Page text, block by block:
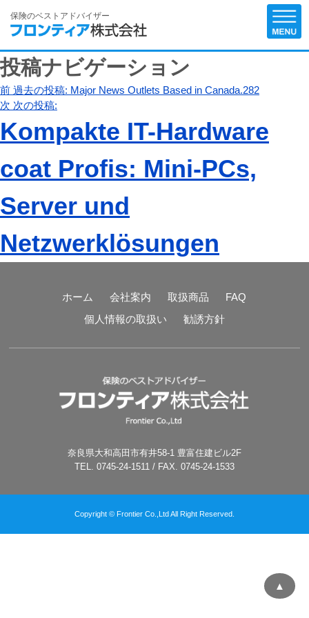
保険のベストアドバイザー
投稿ナビゲーション
前 過去の投稿: Major News Outlets Based in Canada.282
次 次の投稿:
Kompakte IT-Hardware
coat Profis: Mini-PCs,
Server und
Netzwerklösungen
ホーム 会社案内 取扱商品
FAQ
個人情報の取扱い
勧誘方針
奈良県大和高田市有井58-1 豊富住建ビル2F
TEL. 0745-24-1511 / FAX. 0745-24-1533
Copyright © Frontier Co.,Ltd All Right Reserved.
▲